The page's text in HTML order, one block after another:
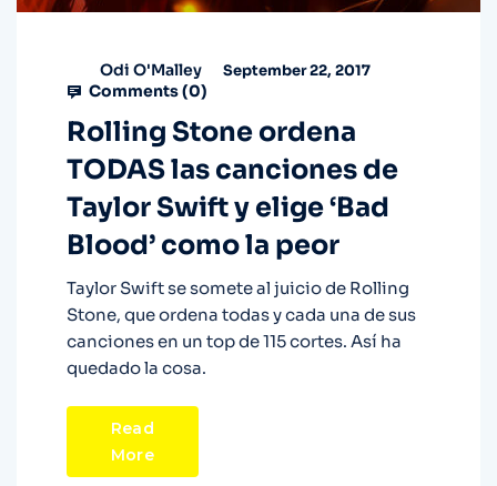
Odi O'Malley September 22, 2017
Comments (0)
Rolling Stone ordena
TODAS las canciones de
Taylor Swift y elige ‘Bad
Blood’ como la peor
Taylor Swift se somete al juicio de Rolling
Stone, que ordena todas y cada una de sus
canciones en un top de 115 cortes. Así ha
quedado la cosa.
Read
More